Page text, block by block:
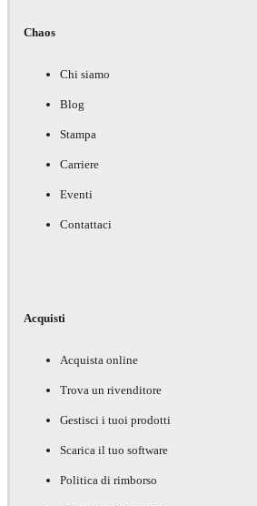
Chaos
Chi siamo
Blog
Stampa
Carriere
Eventi
Contattaci
Acquisti
Acquista online
Trova un rivenditore
Gestisci i tuoi prodotti
Scarica il tuo software
Politica di rimborso